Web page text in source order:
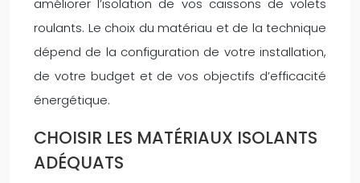
améliorer l’isolation de vos caissons de volets
roulants. Le choix du matériau et de la technique
dépend de la configuration de votre installation,
de votre budget et de vos objectifs d’efficacité
énergétique.
CHOISIR LES MATÉRIAUX ISOLANTS
ADÉQUATS